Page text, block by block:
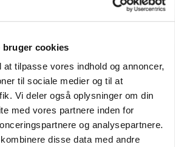
bruger cookies
tilpasse vores indhold og annoncer,
til sociale medier og til at
Vi deler også oplysninger om din
med vores partnere inden for
og analysepartnere.
disse data med andre